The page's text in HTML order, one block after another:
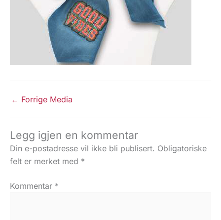
← Forrige Media
Legg igjen en kommentar
Din e-postadresse vil ikke bli publisert. Obligatoriske
felt er merket med *
Kommentar *